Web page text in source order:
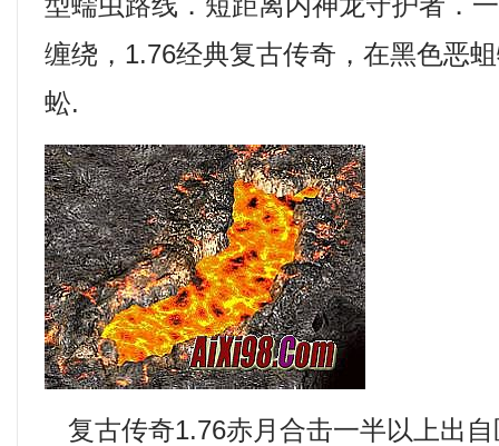
缠绕，1.76经典复古传奇，在黑色恶
蚣.
复古传奇1.76赤月合击一半以上出